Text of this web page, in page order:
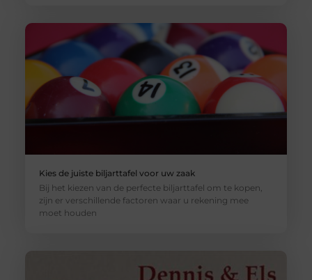
Kies de juiste biljarttafel voor uw zaak
Bij het kiezen van de perfecte biljarttafel om te kopen,
zijn er verschillende factoren waar u rekening mee
moet houden